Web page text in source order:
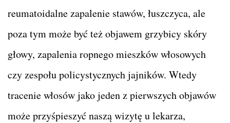
reumatoidalne zapalenie stawów, łuszczyca, ale
poza tym może być też objawem grzybicy skóry
głowy, zapalenia ropnego mieszków włosowych
czy zespołu policystycznych jajników. Wtedy
tracenie włosów jako jeden z pierwszych objawów
może przyśpieszyć naszą wizytę u lekarza,